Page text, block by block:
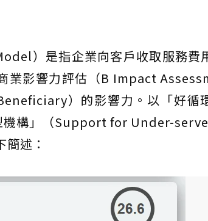
）是指企業向客戶收取服務費
業影響力評估（B Impact
）的影響力。以「好循
機構」（Support for Under-
述：